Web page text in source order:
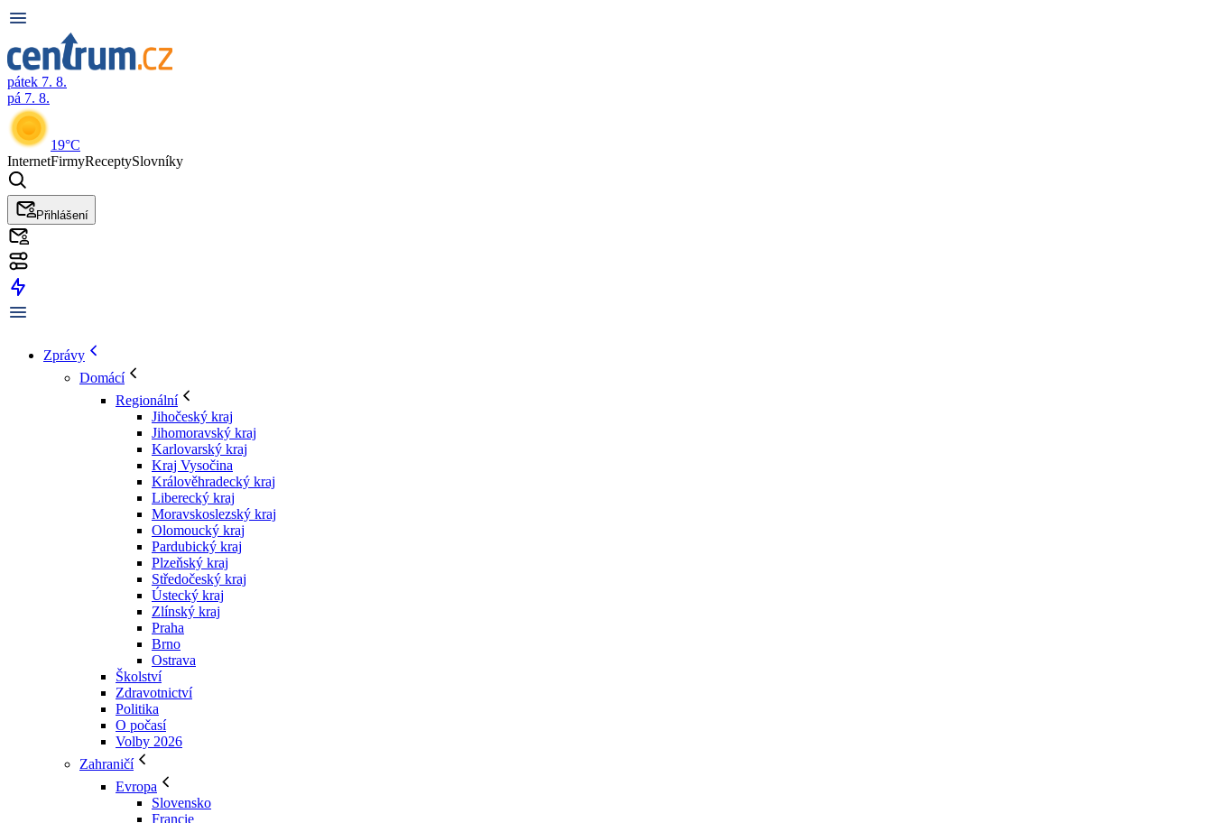
pátek 7. 8.
pá 7. 8.
19°C
InternetFirmyReceptySlovníky
Přihlášení
Zprávy
Domácí
Regionální
Jihočeský kraj
Jihomoravský kraj
Karlovarský kraj
Kraj Vysočina
Králověhradecký kraj
Liberecký kraj
Moravskoslezský kraj
Olomoucký kraj
Pardubický kraj
Plzeňský kraj
Středočeský kraj
Ústecký kraj
Zlínský kraj
Praha
Brno
Ostrava
Školství
Zdravotnictví
Politika
O počasí
Volby 2026
Zahraničí
Evropa
Slovensko
Francie